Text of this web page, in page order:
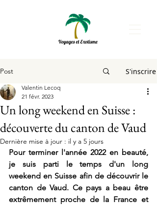
Post S'inscrire
Un long weekend en Suisse :
découverte du canton de Vaud
Valentin Lecoq
21 févr. 2023
Dernière mise à jour : il y a 5 jours
Pour terminer l'année 2022 en beauté,
je suis parti le temps d'un long
weekend en Suisse afin de découvrir le
canton de Vaud. Ce pays a beau être
extrêmement proche de la France et